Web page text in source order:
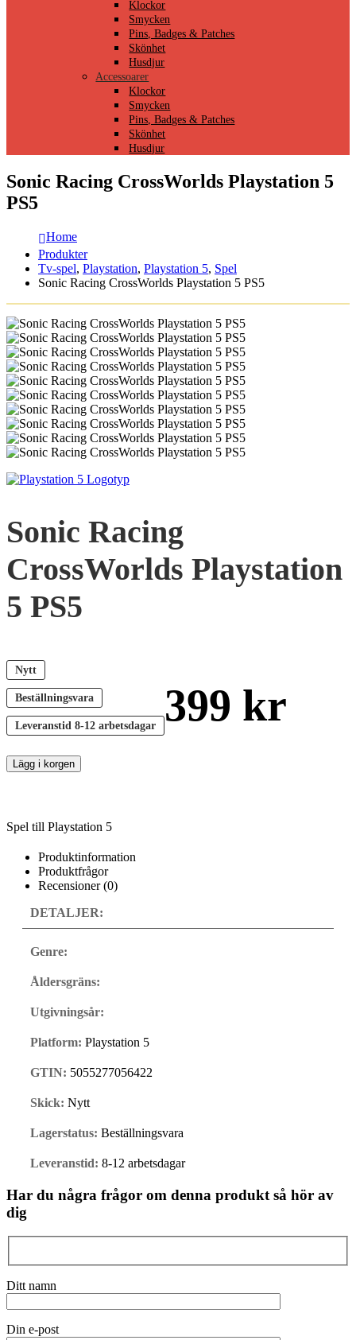
Klockor
Smycken
Pins, Badges & Patches
Skönhet
Husdjur
Accessoarer
Klockor
Smycken
Pins, Badges & Patches
Skönhet
Husdjur
Sonic Racing CrossWorlds Playstation 5
PS5
Home
Produkter
Tv-spel, Playstation, Playstation 5, Spel
Sonic Racing CrossWorlds Playstation 5 PS5
Sonic Racing
CrossWorlds Playstation
5 PS5
Nytt
Beställningsvara
Leveranstid 8-12 arbetsdagar 399 kr
Lägg i korgen
Spel till Playstation 5
Produktinformation
Produktfrågor
Recensioner (0)
DETALJER:
Genre:
Åldersgräns:
Utgivningsår:
Platform: Playstation 5
GTIN: 5055277056422
Skick: Nytt
Lagerstatus: Beställningsvara
Leveranstid: 8-12 arbetsdagar
Har du några frågor om denna produkt så hör av
dig
Ditt namn
Din e-post